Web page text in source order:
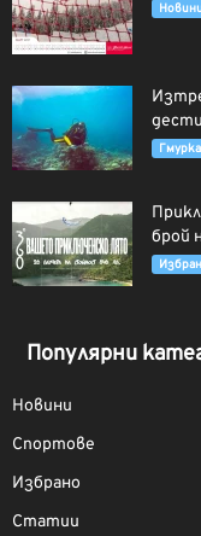
брой
Популярни
Новини
Спортове
Избрано
Статии